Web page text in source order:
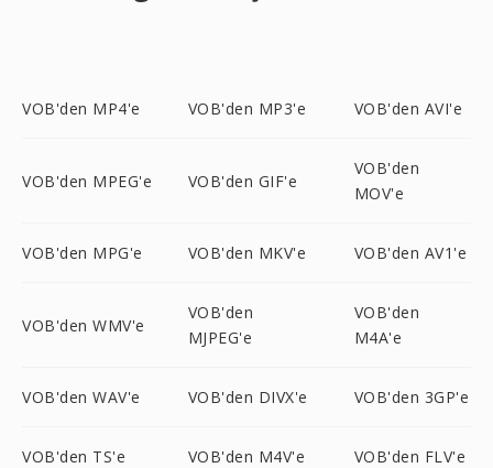
VOB'den MP4'e VOB'den MP3'e VOB'den AVI'e
VOB'den MPEG'e VOB'den GIF'e
VOB'den
MOV'e
VOB'den MPG'e VOB'den MKV'e VOB'den AV1'e
VOB'den WMV'e
VOB'den
MJPEG'e
VOB'den
M4A'e
VOB'den WAV'e VOB'den DIVX'e VOB'den 3GP'e
VOB'den TS'e VOB'den M4V'e VOB'den FLV'e